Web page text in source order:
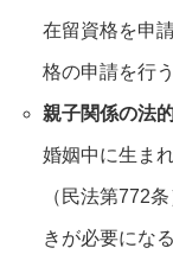
在留資格を申
格の申請を行
親子関係の法
婚姻中に生ま
（民法第772
きが必要にな